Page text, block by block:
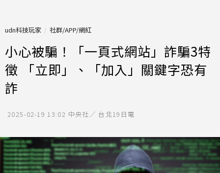
udn科技玩家 社群/APP/網紅
小心被騙！「一頁式網站」詐騙3特
徵 「立即」、「加入」關鍵字恐有
詐
2025-02-19 13:02 中央社／ 台北19日電